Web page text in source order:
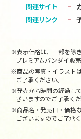
関連サイト
関連リンク
※表示価格は、一部を除
プレミアムバンダイ販
※商品の写真・イラスト
ご了承ください。
※発売から時間の経過し
ざいますのでご了承くだ
※商品名・発売日・価格
ございますのでご了承く